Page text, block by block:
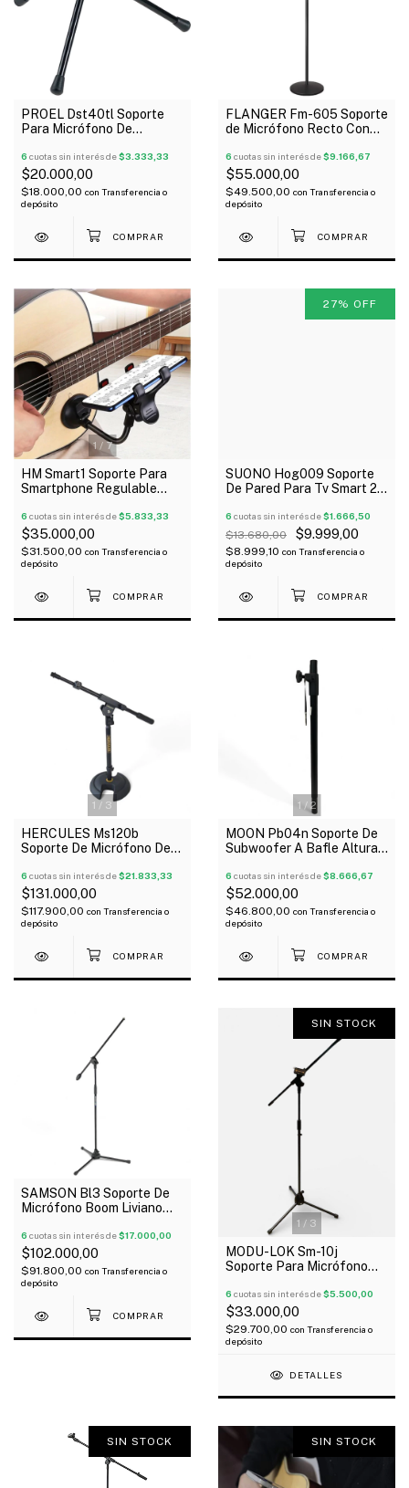
PROEL Dst40tl Soporte
Para Micrófono De
Max 9Cm
6 cuotas sin interés de$3.333,33
$20.000,00
$18.000,00 con Transferencia o
depósito
FLANGER Fm-605 Soporte
de Micrófono Recto Con
Redonda
6 cuotas sin interés de$9.166,67
$55.000,00
$49.500,00 con Transferencia o
depósito
1 / 7
HM Smart1 Soporte Para
Smartphone Regulable
6 cuotas sin interés de$5.833,33
$35.000,00
$31.500,00 con Transferencia o
depósito
27% OFF
SUONO Hog009 Soporte
De Pared Para Tv Smart 23
6 cuotas sin interés de$1.666,50
$13.680,00 $9.999,00
$8.999,10 con Transferencia o
depósito
1 / 3
HERCULES Ms120b
Soporte De Micrófono De
6 cuotas sin interés de$21.833,33
$131.000,00
$117.900,00 con Transferencia o
depósito
1 / 2
MOON Pb04n Soporte De
Subwoofer A Bafle Altura
6 cuotas sin interés de$8.666,67
$52.000,00
$46.800,00 con Transferencia o
depósito
SAMSON Bl3 Soporte De
Micrófono Boom Liviano
6 cuotas sin interés de$17.000,00
$102.000,00
$91.800,00 con Transferencia o
depósito
1 / 3
SIN STOCK
MODU-LOK Sm-10j
Soporte Para Micrófono
6 cuotas sin interés de$5.500,00
$33.000,00
$29.700,00 con Transferencia o
depósito
DETALLES
SIN STOCK SIN STOCK